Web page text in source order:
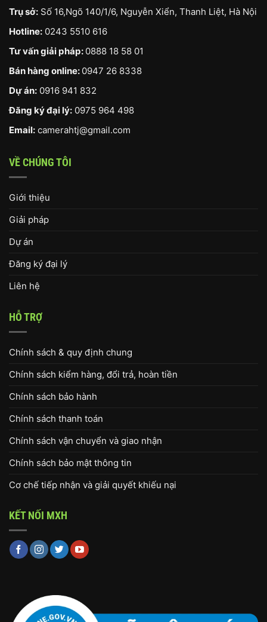
Trụ sở: Số 16,Ngõ 140/1/6, Nguyễn Xiển, Thanh Liệt, Hà Nội
Hotline: 0243 5510 616
Tư vấn giải pháp: 0888 18 58 01
Bán hàng online: 0947 26 8338
Dự án: 0916 941 832
Đăng ký đại lý: 0975 964 498
Email: camerahtj@gmail.com
VỀ CHÚNG TÔI
Giới thiệu
Giải pháp
Dự án
Đăng ký đại lý
Liên hệ
HỖ TRỢ
Chính sách & quy định chung
Chính sách kiểm hàng, đổi trả, hoàn tiền
Chính sách bảo hành
Chính sách thanh toán
Chính sách vận chuyển và giao nhận
Chính sách bảo mật thông tin
Cơ chế tiếp nhận và giải quyết khiếu nại
KẾT NỐI MXH